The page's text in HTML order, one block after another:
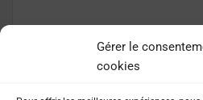
Gérer le
cookies
LIRE LA SUITE